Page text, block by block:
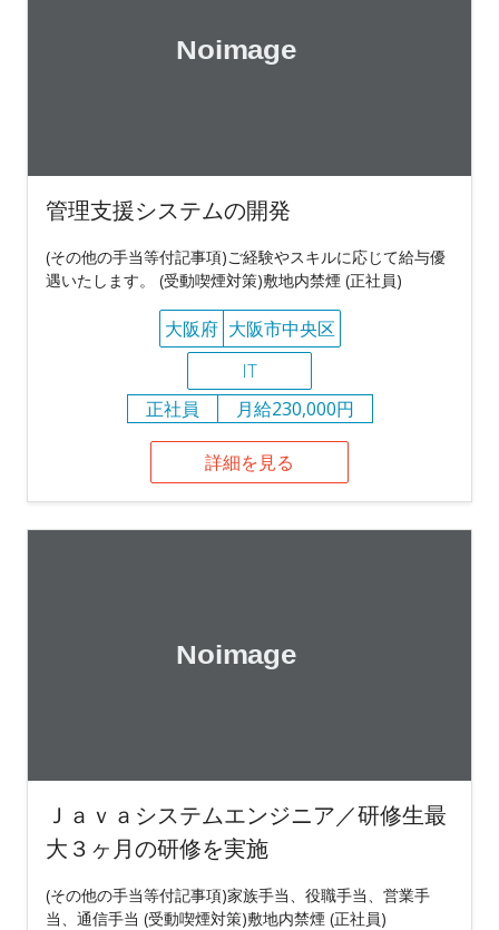
管理支援システムの開発
(その他の手当等付記事項)ご経験やスキルに応じて給与優
遇いたします。 (受動喫煙対策)敷地内禁煙 (正社員)
大阪府 大阪市中央区
IT
正社員
月給230,000円
詳細を見る
Ｊａｖａシステムエンジニア／研修生最
大３ヶ月の研修を実施
(その他の手当等付記事項)家族手当、役職手当、営業手
当、通信手当 (受動喫煙対策)敷地内禁煙 (正社員)